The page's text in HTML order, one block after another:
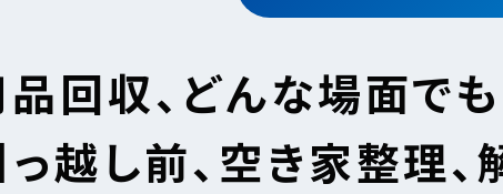
回収、どんな場面でも
越し前、空き家整理、